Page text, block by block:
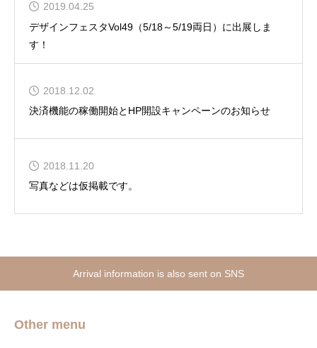
2019.04.25
デザインフェスタVol49（5/18～5/19両日）に出展しま
す！
2018.12.02
決済機能の稼働開始とHP開設キャンペーンのお知らせ
2018.11.20
写真などは仮掲載です。
Arrival information is also sent on SNS
Other menu